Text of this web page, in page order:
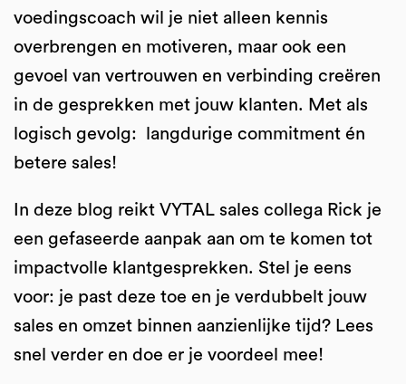
voedingscoach wil je niet alleen kennis
overbrengen en motiveren, maar ook een
gevoel van vertrouwen en verbinding creëren
in de gesprekken met jouw klanten. Met als
logisch gevolg: langdurige commitment én
betere sales!
In deze blog reikt VYTAL sales collega Rick je
een gefaseerde aanpak aan om te komen tot
impactvolle klantgesprekken. Stel je eens
voor: je past deze toe en je verdubbelt jouw
sales en omzet binnen aanzienlijke tijd? Lees
snel verder en doe er je voordeel mee!